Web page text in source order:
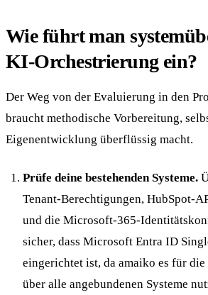
Wie führt man
KI-Orchestrierung ein?
Der Weg von der Evaluierung in den
braucht methodische Vorbereitung,
Eigenentwicklung überflüssig macht.
Prüfe deine bestehenden Systeme.
Tenant-Berechtigungen, HubSpot-
und die Microsoft-365-
sicher, dass Microsoft Entra ID
eingerichtet ist, da amaiko es für
über alle angebundenen Systeme